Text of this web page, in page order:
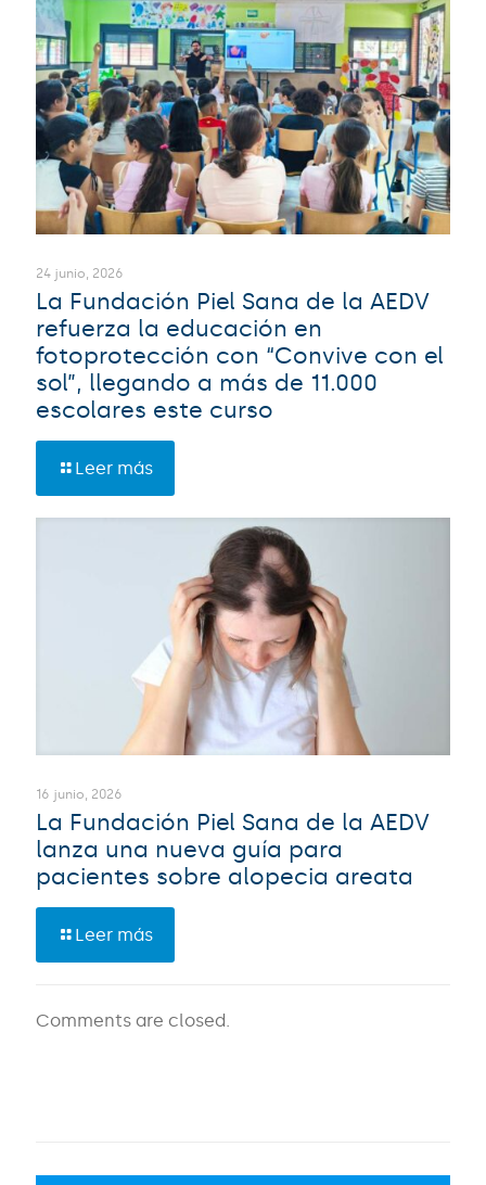
24 junio, 2026
La Fundación Piel Sana de la AEDV
refuerza la educación en
fotoprotección con “Convive con el
sol”, llegando a más de 11.000
escolares este curso
Leer más
16 junio, 2026
La Fundación Piel Sana de la AEDV
lanza una nueva guía para
pacientes sobre alopecia areata
Leer más
Comments are closed.